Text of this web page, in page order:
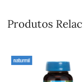
Produtos